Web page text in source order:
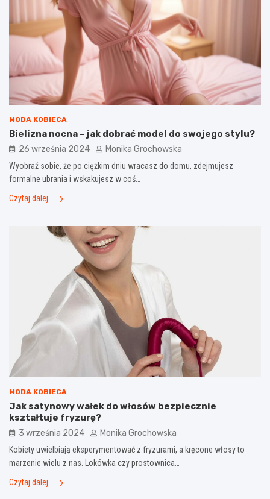
MODA KOBIECA
Bielizna nocna – jak dobrać model do swojego stylu?
26 września 2024 Monika Grochowska
Wyobraź sobie, że po ciężkim dniu wracasz do domu, zdejmujesz
formalne ubrania i wskakujesz w coś…
Czytaj dalej
MODA KOBIECA
Jak satynowy wałek do włosów bezpiecznie
kształtuje fryzurę?
3 września 2024 Monika Grochowska
Kobiety uwielbiają eksperymentować z fryzurami, a kręcone włosy to
marzenie wielu z nas. Lokówka czy prostownica…
Czytaj dalej